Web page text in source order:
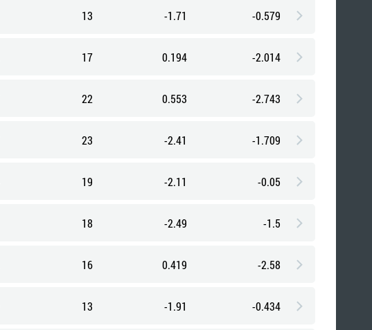
13 -1.71 -0.579
17 0.194 -2.014
22 0.553 -2.743
23 -2.41 -1.709
19 -2.11 -0.05
18 -2.49 -1.5
16 0.419 -2.58
13 -1.91 -0.434